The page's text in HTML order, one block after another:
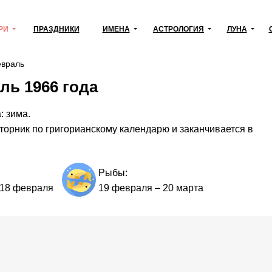
ПРАЗДНИКИ ИМЕНА АСТРОЛОГИЯ ЛУНА
1966 года
зима.
по григорианскому календарю и заканчивается в
февраля
Рыбы:
19 февраля – 20 марта